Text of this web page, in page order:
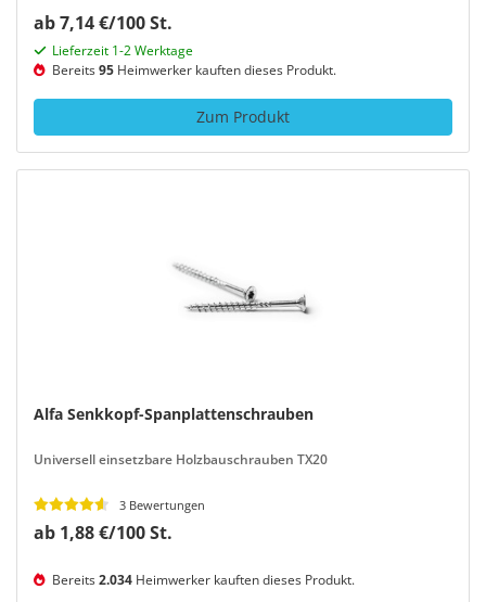
ab 7,14 €/100 St.
Lieferzeit 1-2 Werktage
Bereits95 Heimwerker kauften dieses Produkt.
Zum Produkt
Alfa Senkkopf-Spanplattenschrauben
Universell einsetzbare Holzbauschrauben TX20
3 Bewertungen
ab 1,88 €/100 St.
Bereits2.034 Heimwerker kauften dieses Produkt.